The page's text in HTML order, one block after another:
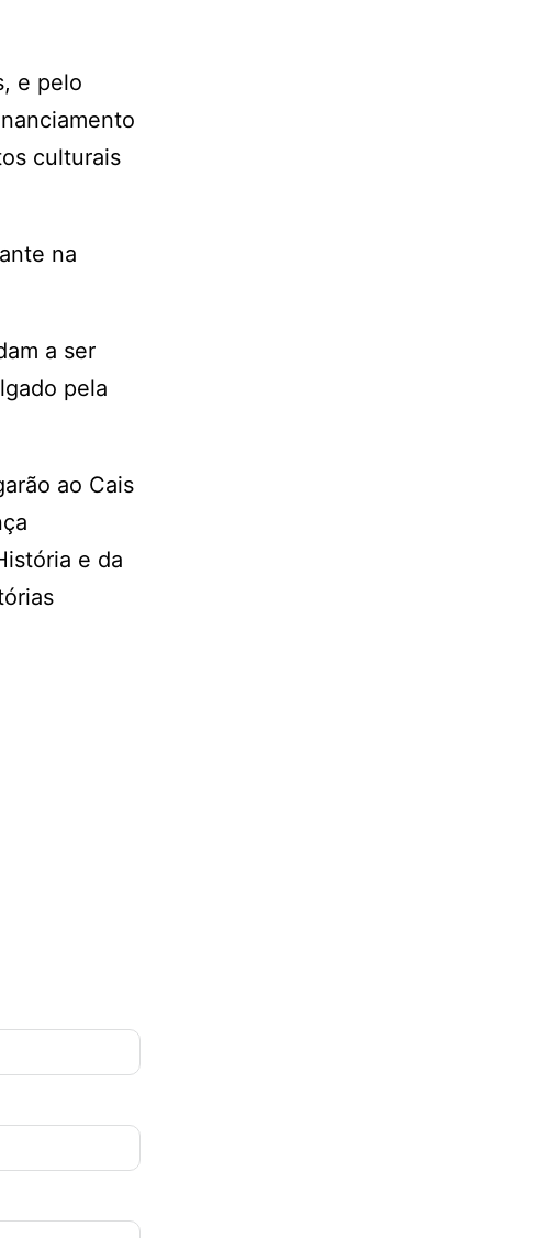
e pelo
culturais
na
a ser
pela
ao Cais
e da